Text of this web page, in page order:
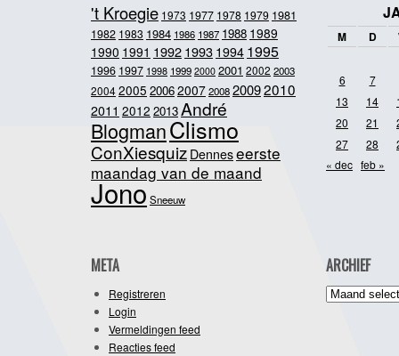
't Kroegie 1973 1977 1978 1979 1981
1982 1983 1984 1986 1987 1988 1989
1990 1991 19921993 1994 1995
1996 1997 1998 1999 2000 2001 2002 2003
20042005 20062007200820092010
2011 2012 2013André
BlogmanClismo
ConXiesquiz Denneseerste
maandag van de maand
JonoSneeuw
M D
6
7
13
14
20
21
27
28
« dec feb »
META
Registreren
Login
Vermeldingen feed
Reacties feed
ARCHIEF
Archief